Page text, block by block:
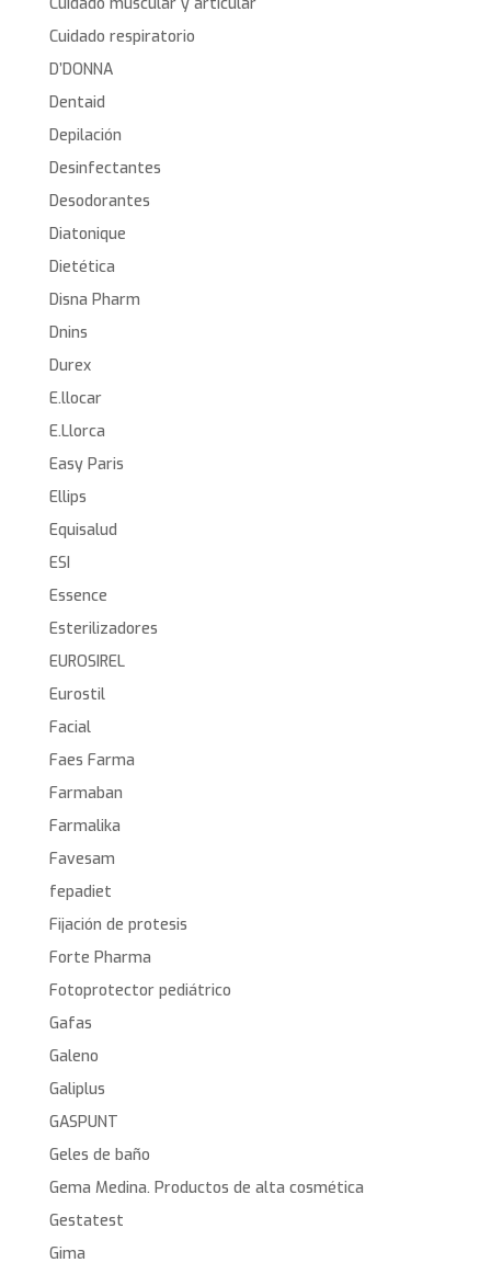
Cuidado respiratorio
D’DONNA
Dentaid
Depilación
Desinfectantes
Desodorantes
Diatonique
Dietética
Disna Pharm
Dnins
Durex
E.llocar
E.Llorca
Easy Paris
Ellips
Equisalud
ESI
Essence
Esterilizadores
EUROSIREL
Eurostil
Facial
Faes Farma
Farmaban
Farmalika
Favesam
fepadiet
Fijación de protesis
Forte Pharma
Fotoprotector pediátrico
Gafas
Galeno
Galiplus
GASPUNT
Geles de baño
Gema Medina. Productos de alta cosmética
Gestatest
Gima